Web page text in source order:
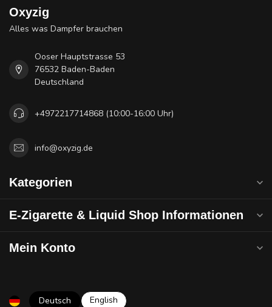
Oxyzig
Alles was Dampfer brauchen
Ooser Hauptstrasse 53
76532 Baden-Baden
Deutschland
+4972217714868 (10:00-16:00 Uhr)
info@oxyzig.de
Kategorien
E-Zigarette & Liquid Shop Informationen
Mein Konto
Deutsch English